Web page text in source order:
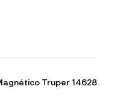
Truper 14628